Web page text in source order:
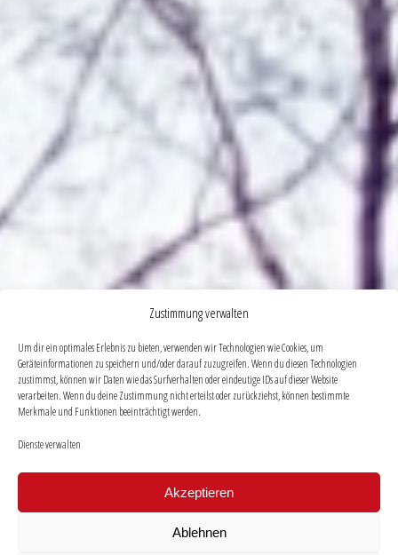
Zustimmung verwalten
Um dir ein optimales Erlebnis zu bieten, verwenden wir Technologien wie Cookies, um
Geräteinformationen zu speichern und/oder darauf zuzugreifen. Wenn du diesen Technologien
zustimmst, können wir Daten wie das Surfverhalten oder eindeutige IDs auf dieser Website
verarbeiten. Wenn du deine Zustimmung nicht erteilst oder zurückziehst, können bestimmte
Merkmale und Funktionen beeinträchtigt werden.
Dienste verwalten
Akzeptieren
Ablehnen